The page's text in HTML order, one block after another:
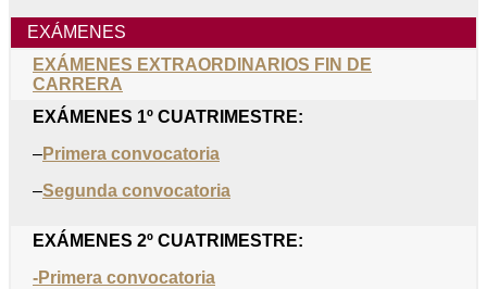
EXÁMENES
EXÁMENES EXTRAORDINARIOS FIN DE
CARRERA
EXÁMENES 1º CUATRIMESTRE:
–Primera convocatoria
–Segunda convocatoria
EXÁMENES 2º CUATRIMESTRE:
-Primera convocatoria